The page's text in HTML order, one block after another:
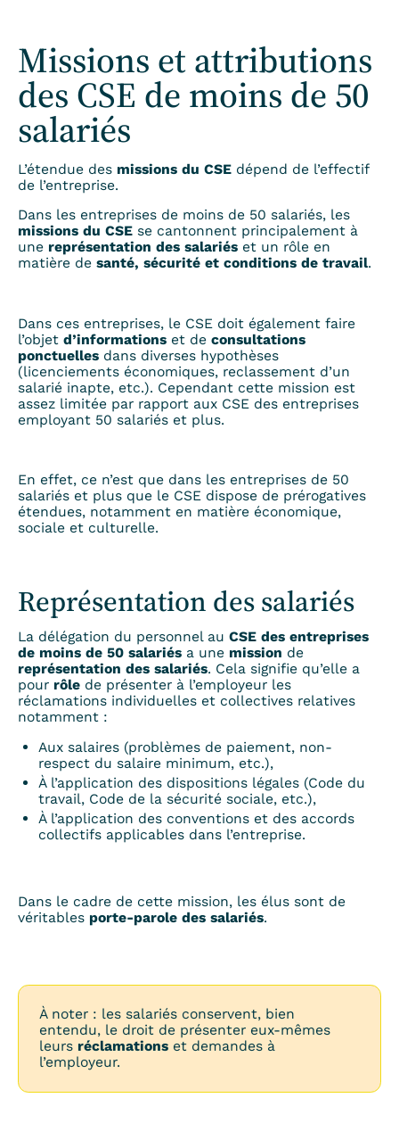
Missions et attributions
des CSE de moins de 50
salariés
L’étendue des missions du CSE dépend de l’effectif
de l’entreprise.
Dans les entreprises de moins de 50 salariés, les
missions du CSEse cantonnent principalement à
une représentation des salariéset un rôle en
matière de santé, sécurité et conditions de travail.
Dans ces entreprises, le CSE doit également faire
l’objet d’informations et de consultations
ponctuelles dans diverses hypothèses
(licenciements économiques, reclassement d’un
salarié inapte, etc.). Cependant cette mission est
assez limitée par rapport aux CSE des entreprises
employant 50 salariés et plus.
En effet, ce n’est que dans les entreprises de 50
salariés et plus que le CSE dispose de prérogatives
étendues, notamment en matière économique,
sociale et culturelle.
Représentation des salariés
La délégation du personnel au CSE des entreprises
de moins de 50 salariés a une mission de
représentation des salariés. Cela signifie qu’elle a
pour rôle de présenter à l’employeur les
réclamations individuelles et collectives relatives
notamment :
Aux salaires (problèmes de paiement, non-
respect du salaire minimum, etc.),
À l’application des dispositions légales (Code du
travail, Code de la sécurité sociale, etc.),
À l’application des conventions et des accords
collectifs applicables dans l’entreprise.
Dans le cadre de cette mission, les élus sont de
véritables porte-parole des salariés.
À noter : les salariés conservent, bien
entendu, le droit de présenter eux-mêmes
leurs réclamations et demandes à
l’employeur.